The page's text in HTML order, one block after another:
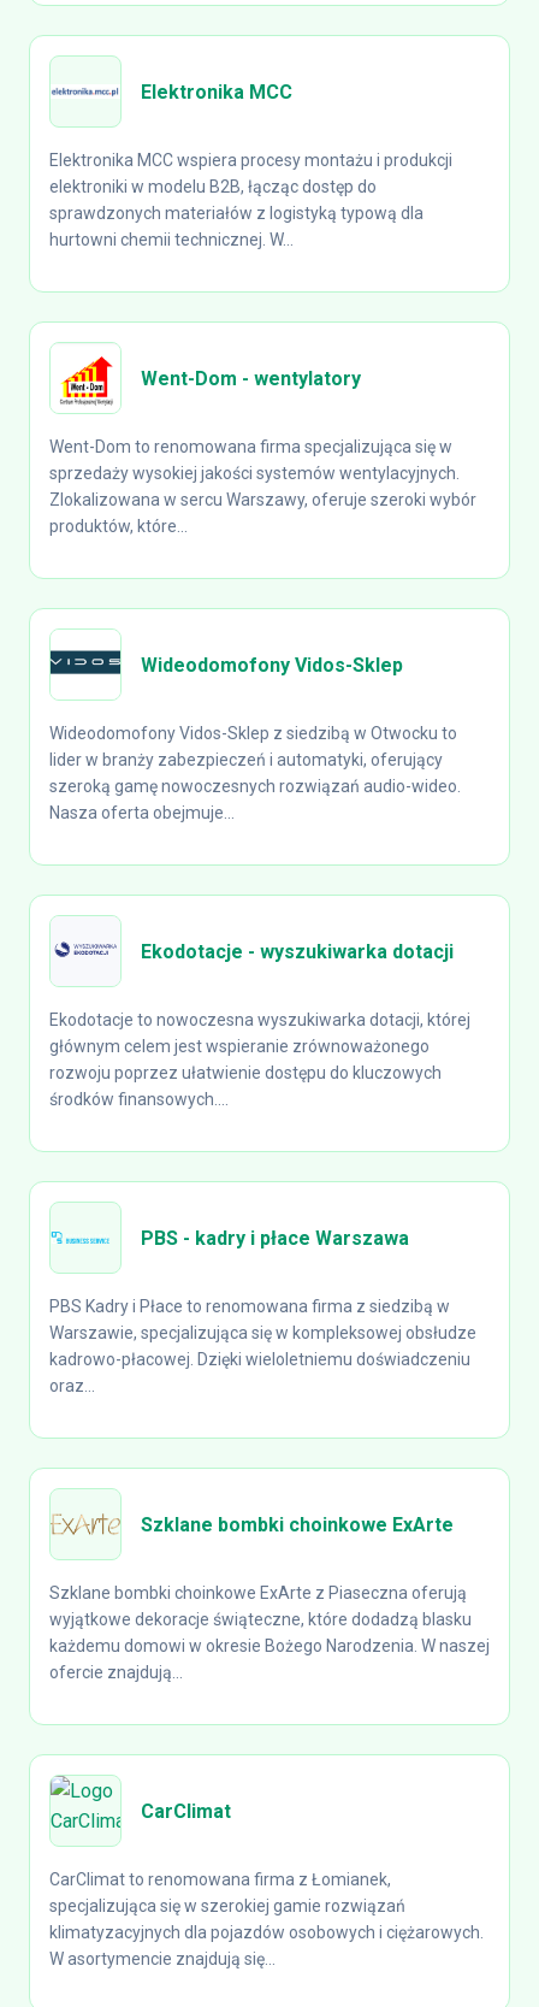
Elektronika MCC
Elektronika MCC wspiera procesy montażu i produkcji
elektroniki w modelu B2B, łącząc dostęp do
sprawdzonych materiałów z logistyką typową dla
hurtowni chemii technicznej. W...
Went-Dom - wentylatory
Went-Dom to renomowana firma specjalizująca się w
sprzedaży wysokiej jakości systemów wentylacyjnych.
Zlokalizowana w sercu Warszawy, oferuje szeroki wybór
produktów, które...
Wideodomofony Vidos-Sklep
Wideodomofony Vidos-Sklep z siedzibą w Otwocku to
lider w branży zabezpieczeń i automatyki, oferujący
szeroką gamę nowoczesnych rozwiązań audio-wideo.
Nasza oferta obejmuje...
Ekodotacje - wyszukiwarka dotacji
Ekodotacje to nowoczesna wyszukiwarka dotacji, której
głównym celem jest wspieranie zrównoważonego
rozwoju poprzez ułatwienie dostępu do kluczowych
środków finansowych....
PBS - kadry i płace Warszawa
PBS Kadry i Płace to renomowana firma z siedzibą w
Warszawie, specjalizująca się w kompleksowej obsłudze
kadrowo-płacowej. Dzięki wieloletniemu doświadczeniu
oraz...
Szklane bombki choinkowe ExArte
Szklane bombki choinkowe ExArte z Piaseczna oferują
wyjątkowe dekoracje świąteczne, które dodadzą blasku
każdemu domowi w okresie Bożego Narodzenia. W naszej
ofercie znajdują...
CarClimat
CarClimat to renomowana firma z Łomianek,
specjalizująca się w szerokiej gamie rozwiązań
klimatyzacyjnych dla pojazdów osobowych i ciężarowych.
W asortymencie znajdują się...